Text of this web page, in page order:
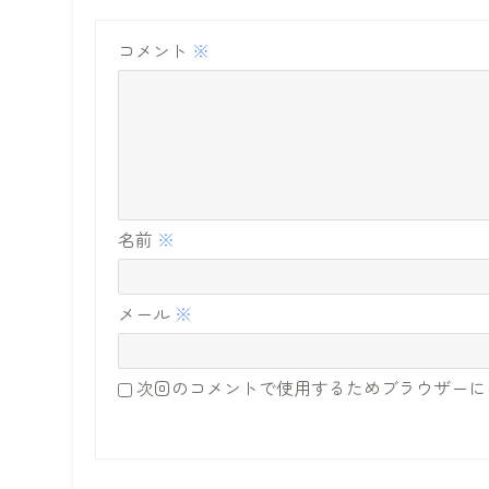
コメント ※
名前 ※
メール ※
次回のコメントで使用するためブラウザー